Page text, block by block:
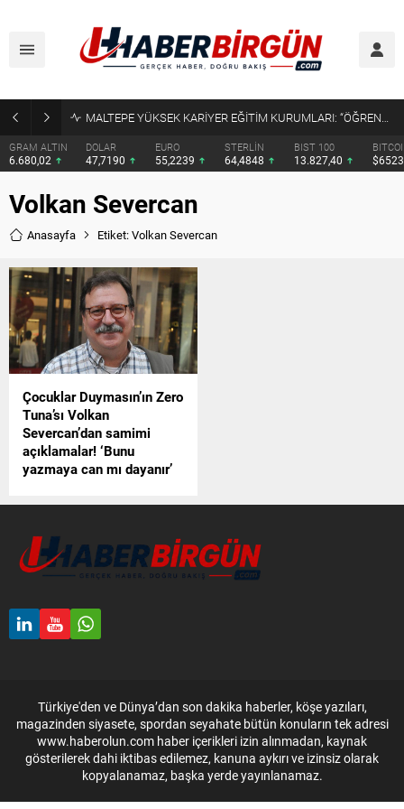
MALTEPE YÜKSEK KARİYER EĞİTİM KURUMLARI: “ÖĞRENCİNİN EKSİĞİ DEĞİL, POTANSİYELİ ÖNCE GÖRÜLMELİ”
GRAM ALTIN
6.680,02
DOLAR
47,7190
EURO
55,2239
STERLİN
64,4848
BIST 100
13.827,40
Volkan Severcan
Anasayfa Etiket: Volkan Severcan
Çocuklar Duymasın’ın Zero
Tuna’sı Volkan
Severcan’dan samimi
açıklamalar! ‘Bunu
yazmaya can mı dayanır’
City's'de görüntülendi.
dizisinde 'Zero Tuna'
karakterini canlandırarak
hafızalara kazınan oyuncu,
yönelttiği sorulara samimi
yanıtlar verdi. Severcan,
Türkiye'den ve Dünya’dan son dakika haberler, köşe yazıları,
magazinden siyasete, spordan seyahate bütün konuların tek adresi
www.haberolun.com haber içerikleri izin alınmadan, kaynak
gösterilerek dahi iktibas edilemez, kanuna aykırı ve izinsiz olarak
kopyalanamaz, başka yerde yayınlanamaz.